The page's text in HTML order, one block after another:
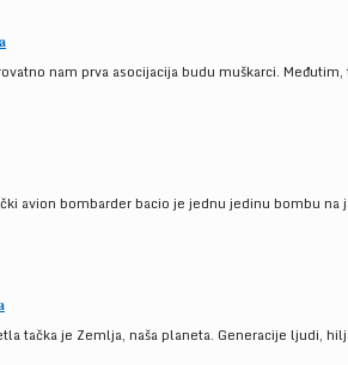
nam prva asocijacija budu muškarci.
avion bombarder bacio je jednu jedinu bombu
tačka je Zemlja, naša planeta. Generacije ljudi,